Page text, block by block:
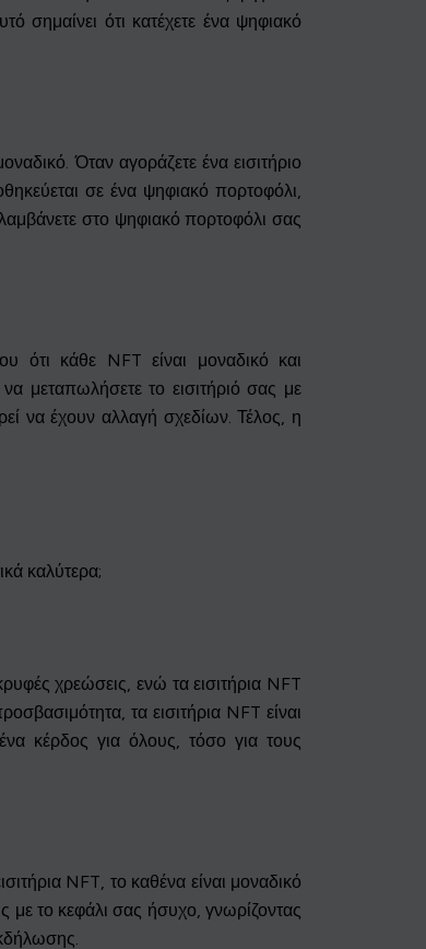
σημαίνει ότι κατέχετε ένα ψηφιακό
Όταν αγοράζετε ένα εισιτήριο
σε ένα ψηφιακό πορτοφόλι,
στο ψηφιακό πορτοφόλι σας
ότι κάθε NFT είναι μοναδικό και
μεταπωλήσετε το εισιτήριό σας με
να έχουν αλλαγή σχεδίων. Τέλος, η
καλύτερα;
χρεώσεις, ενώ τα εισιτήρια NFT
τα εισιτήρια NFT είναι
κέρδος για όλους, τόσο για τους
NFT, το καθένα είναι μοναδικό
με το κεφάλι σας ήσυχο, γνωρίζοντας